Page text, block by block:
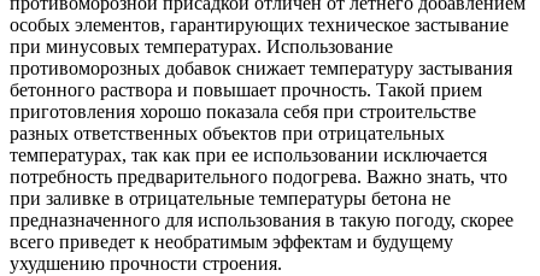
особых элементов, гарантирующих техническое застывание
при минусовых температурах. Использование
противоморозных добавок снижает температуру застывания
бетонного раствора и повышает прочность. Такой прием
приготовления хорошо показала себя при строительстве
разных ответственных объектов при отрицательных
температурах, так как при ее использовании исключается
потребность предварительного подогрева. Важно знать, что
при заливке в отрицательные температуры бетона не
предназначенного для использования в такую погоду, скорее
всего приведет к необратимым эффектам и будущему
ухудшению прочности строения.